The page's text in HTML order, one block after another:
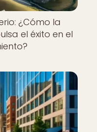
¿Cómo la
el éxito en el